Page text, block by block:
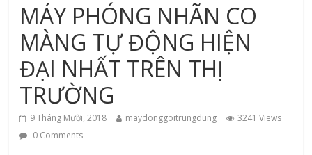
MÁY PHÓNG NHÃN CO
MÀNG TỰ ĐỘNG HIỆN
ĐẠI NHẤT TRÊN THỊ
TRƯỜNG
9 Tháng Mười, 2018 maydonggoitrungdung
3241 Views
0 Comments